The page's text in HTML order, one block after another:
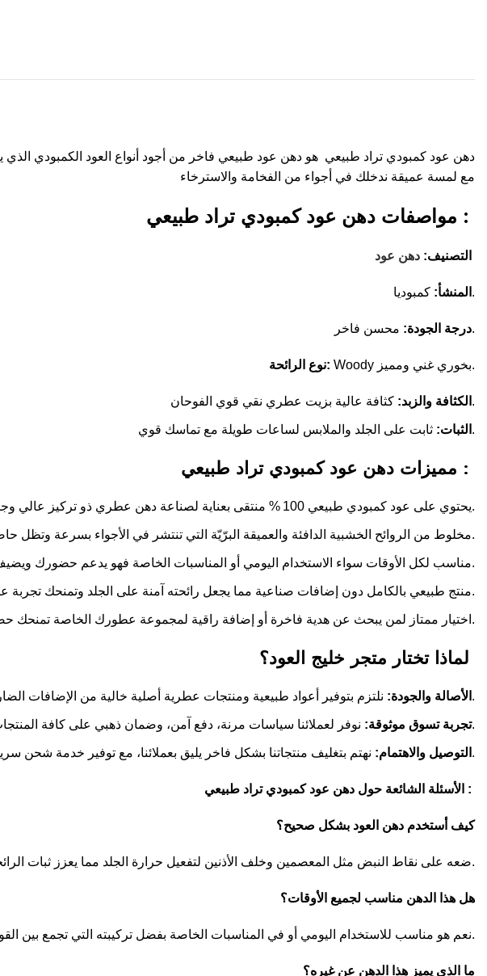
دهن عود كمبودي تراد طبيعي هو دهن عود طبيعي فاخر من أجود أنواع العود الكمبودي الذي
مع لمسة عميقة ندخلك في أجواء من الفخامة والاسترخاء
مواصفات دهن عود كمبودي تراد طبيعي :
التصنيف:
المنشأ: كمبوديا.
درجة الجودة:محسن فاخر.
نوع الرائحة: Woody بخوري غني ومميز.
الكثافة والزبد: كثافة عالية بزيت عطري نقي قوي الفوحان.
الثبات: ثابت على الجلد والملابس لساعات طويلة مع تماسك قوي.
مميزات دهن عود كمبودي تراد طبيعي :
يحتوي على عود كمبودي طبيعي 100 % منتقى بعناية لصناعة دهن عطري ذو تركيز عالي وجودة ممتازة يضمن عمقًا في الرائحة وثباتًا متميزًا.
مخلوط من الروائح الخشبية الدافئة والعميقة البرّيّة التي تنتشر في الأجواء بسرعة وتظل حاضرة مع مرور الوقت دون أن تفقد رونقها.
مناسب لكل الأوقات سواء الاستخدام اليومي أو المناسبات الخاصة فهو يدعم حضورك ويضيف لمسة فنية على ملابسك والجو المحيط بك.
منتج طبيعي بالكامل دون إضافات صناعية مما يجعل رائحته آمنة على الجلد وتمنحك تجربة عطرية ترافقك بكل ثقة.
اختيار ممتاز لمن يبحث عن هدية فاخرة أو إضافة راقية لمجموعة عطورك الخاصة تمنحك حضورًا ذا طابع عربي شرقي أصيل.
الأصالة والجودة: نلتزم بتوفير أعواد طبيعية ومنتجات عطرية أصلية خالية من الإضافات الضارة، مع فحص دقيق لكل شحنة.
تجربة تسوق موثوقة:نوفر لعملائنا سياسات مرنة، دفع آمن، وضمان ذهبي على كافة المنتجات لضمان الرضا التام.
التوصيل والاهتمام: نهتم بتغليف منتجاتنا بشكل فاخر يليق بعملائنا، مع توفير خدمة شحن سريعة لجميع أنحاء المملكة.
الأسئلة الشائعة حول دهن عود كمبودي تراد طبيعي :
كيف أستخدم دهن العود بشكل صحيح؟
ضعه على نقاط النبض مثل المعصمين وخلف الأذنين لتفعيل حرارة الجلد مما يعزز ثبات الرائحة ويمنحك تأثيرًا أطول.
هل هذا الدهن مناسب لجميع الأوقات؟
نعم هو مناسب للاستخدام اليومي أو في المناسبات الخاصة بفضل تركيبته التي تجمع بين القوة والرقة.
ما الذي يميز هذا الدهن عن غيره؟